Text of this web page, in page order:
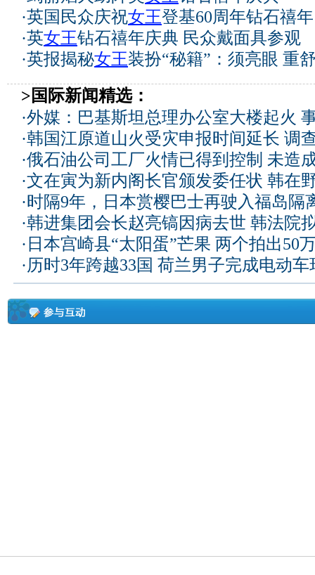
·英国民众庆祝女王登基60周年钻石禧年
·英女王钻石禧年庆典 民众戴面具参观
·英报揭秘女王装扮“秘籍”：须亮眼 重
>国际新闻精选：
·外媒：巴基斯坦总理办公室大楼起火
·韩国江原道山火受灾申报时间延长 调
·俄石油公司工厂火情已得到控制 未造
·文在寅为新内阁长官颁发委任状 韩在
·时隔9年，日本赏樱巴士再驶入福岛隔
·韩进集团会长赵亮镐因病去世 韩法院
· 日本宫崎县“太阳蛋”芒果 两个拍出50
·历时3年跨越33国 荷兰男子完成电动车